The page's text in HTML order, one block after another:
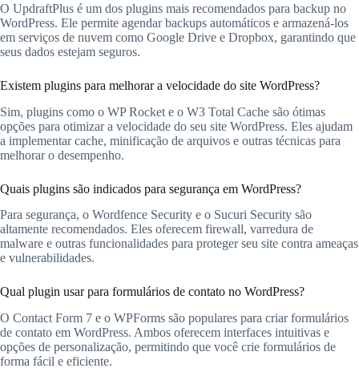
O UpdraftPlus é um dos plugins mais recomendados para backup no
WordPress. Ele permite agendar backups automáticos e armazená-los
em serviços de nuvem como Google Drive e Dropbox, garantindo que
seus dados estejam seguros.
Existem plugins para melhorar a velocidade do site WordPress?
Sim, plugins como o WP Rocket e o W3 Total Cache são ótimas
opções para otimizar a velocidade do seu site WordPress. Eles ajudam
a implementar cache, minificação de arquivos e outras técnicas para
melhorar o desempenho.
Quais plugins são indicados para segurança em WordPress?
Para segurança, o Wordfence Security e o Sucuri Security são
altamente recomendados. Eles oferecem firewall, varredura de
malware e outras funcionalidades para proteger seu site contra ameaças
e vulnerabilidades.
Qual plugin usar para formulários de contato no WordPress?
O Contact Form 7 e o WPForms são populares para criar formulários
de contato em WordPress. Ambos oferecem interfaces intuitivas e
opções de personalização, permitindo que você crie formulários de
forma fácil e eficiente.